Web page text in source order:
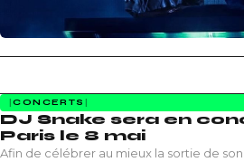
CONCERTS
DJ Snake sera en
Paris le 8 mai
Afin de célébrer au mieux la sortie de son